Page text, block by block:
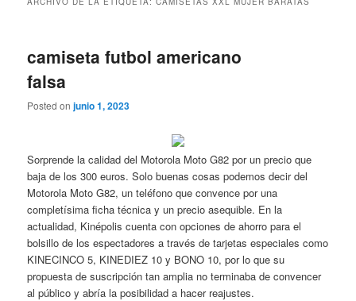
camiseta futbol americano
falsa
Posted onjunio 1, 2023
Sorprende la calidad del Motorola Moto G82 por un precio que
baja de los 300 euros. Solo buenas cosas podemos decir del
Motorola Moto G82, un teléfono que convence por una
completísima ficha técnica y un precio asequible. En la
actualidad, Kinépolis cuenta con opciones de ahorro para el
bolsillo de los espectadores a través de tarjetas especiales como
KINECINCO 5, KINEDIEZ 10 y BONO 10, por lo que su
propuesta de suscripción tan amplia no terminaba de convencer
al público y abría la posibilidad a hacer reajustes.